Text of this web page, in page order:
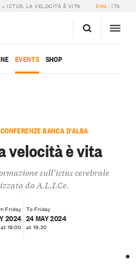
» ICTUS: LA VELOCITÀ È VITA ENG ITA
EVENTS SHOP
BANCA D'ALBA
velocità è vita
sull’ictus cerebrale
da A.L.I.Ce.
Friday
2024
at 18:00
To Friday
24 MAY 2024
at 19:30